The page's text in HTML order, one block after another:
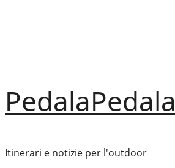
PedalaPedala
Itinerari e notizie per l'outdoor